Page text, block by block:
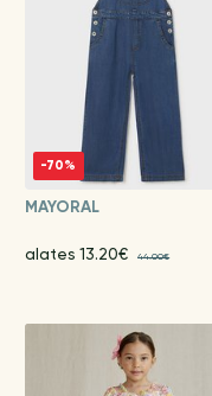
-70%
MAYORAL
alates 13.20€ 44.00€